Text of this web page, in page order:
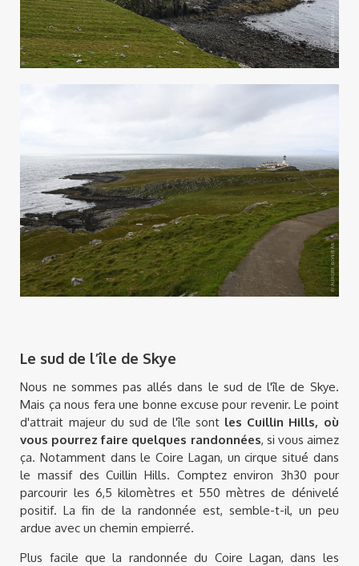
Le sud de l’île de Skye
Nous ne sommes pas allés dans le sud de l'île de Skye.
Mais ça nous fera une bonne excuse pour revenir. Le point
d'attrait majeur du sud de l'île sont les Cuillin Hills, où
vous pourrez faire quelques randonnées, si vous aimez
ça. Notamment dans le Coire Lagan, un cirque situé dans
le massif des Cuillin Hills. Comptez environ 3h30 pour
parcourir les 6,5 kilomètres et 550 mètres de dénivelé
positif. La fin de la randonnée est, semble-t-il, un peu
ardue avec un chemin empierré.
Plus facile que la randonnée du Coire Lagan, dans les